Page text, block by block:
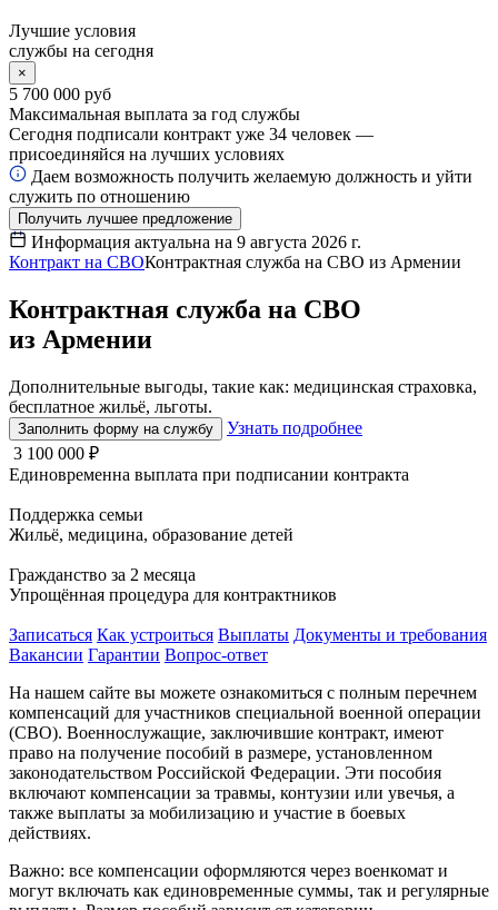
Лучшие условия
службы на сегодня
×
5 700 000 руб
Максимальная выплата за год службы
Сегодня подписали контракт уже 34 человек —
присоединяйся на лучших условиях
Даем возможность получить желаемую должность и уйти
служить по отношению
Получить лучшее предложение
Информация актуальна на 9 августа 2026 г.
Контракт на СВОКонтрактная служба на СВО из Армении
Контрактная служба на СВО
из Армении
Дополнительные выгоды, такие как: медицинская страховка,
бесплатное жильё, льготы.
Заполнить форму на службу
Узнать подробнее
3 100 000 ₽
Единовременна выплата при подписании контракта
Поддержка семьи
Жильё, медицина, образование детей
Гражданство за 2 месяца
Упрощённая процедура для контрактников
Записаться Как устроиться Выплаты Документы и требования
Вакансии Гарантии Вопрос-ответ
На нашем сайте вы можете ознакомиться с полным перечнем
компенсаций для участников специальной военной операции
(СВО). Военнослужащие, заключившие контракт, имеют
право на получение пособий в размере, установленном
законодательством Российской Федерации. Эти пособия
включают компенсации за травмы, контузии или увечья, а
также выплаты за мобилизацию и участие в боевых
действиях.
Важно: все компенсации оформляются через военкомат и
могут включать как единовременные суммы, так и регулярные